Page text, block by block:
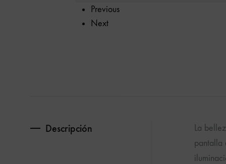
Previous
Next
Descripción
La
pantalla